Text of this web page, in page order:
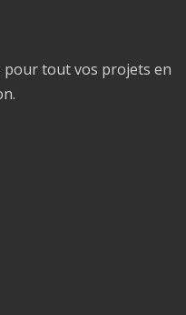
pour tout vos projets en